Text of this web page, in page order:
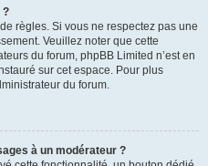
?
règles. Si vous ne respectez pas une
Veuillez noter que cette
du forum, phpBB Limited n’est en
sur cet espace. Pour plus
du forum.
à un modérateur ?